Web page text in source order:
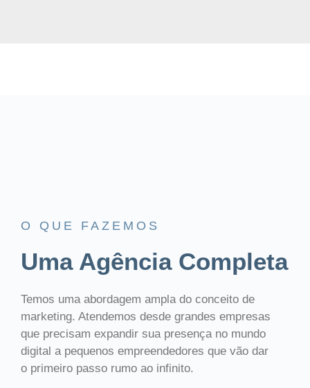
O QUE FAZEMOS
Uma Agência Completa
Temos uma abordagem ampla do conceito de
marketing. Atendemos desde grandes empresas
que precisam expandir sua presença no mundo
digital a pequenos empreendedores que vão dar
o primeiro passo rumo ao infinito.